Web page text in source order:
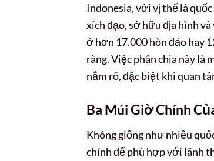
Indonesia, với vị thế là
xích đạo, sở hữu địa hình
ở hơn 17.000 hòn đảo hay
ràng. Việc phân chia này là
nắm rõ, đặc biệt khi quan
Ba Múi Giờ Chính
Không giống như nhiều
chính để phù hợp với lãnh